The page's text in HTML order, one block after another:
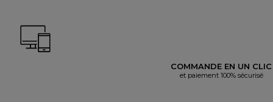
COMMANDE EN UN CLIC
et paiement 100% sécurisé